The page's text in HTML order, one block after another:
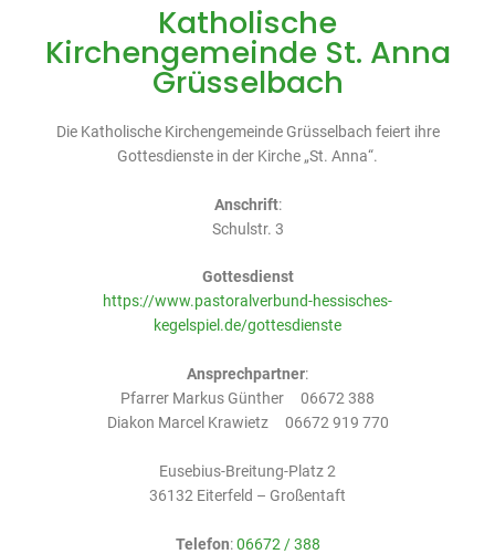
Katholische
Kirchengemeinde St. Anna
Grüsselbach
Die Katholische Kirchengemeinde Grüsselbach feiert ihre
Gottesdienste in der Kirche „St. Anna“.
Anschrift:
Schulstr. 3
Gottesdienst
https://www.pastoralverbund-hessisches-
kegelspiel.de/gottesdienste
Ansprechpartner:
Pfarrer Markus Günther 06672 388
Diakon Marcel Krawietz 06672 919 770
Eusebius-Breitung-Platz 2
36132 Eiterfeld – Großentaft
Telefon:06672 / 388